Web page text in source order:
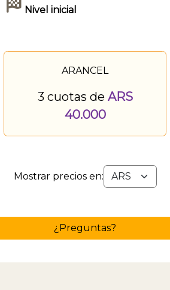
Nivel inicial
ARANCEL
3 cuotas de ARS
40.000
Mostrar precios en:
¿Preguntas?